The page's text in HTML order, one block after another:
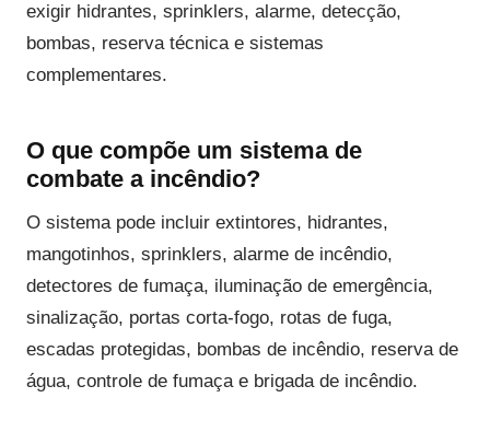
exigir hidrantes, sprinklers, alarme, detecção,
bombas, reserva técnica e sistemas
complementares.
O que compõe um sistema de
combate a incêndio?
O sistema pode incluir extintores, hidrantes,
mangotinhos, sprinklers, alarme de incêndio,
detectores de fumaça, iluminação de emergência,
sinalização, portas corta-fogo, rotas de fuga,
escadas protegidas, bombas de incêndio, reserva de
água, controle de fumaça e brigada de incêndio.